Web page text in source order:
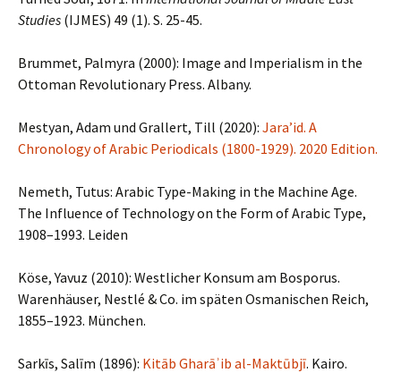
Studies (IJMES) 49 (1). S. 25-45.
Brummet, Palmyra (2000): Image and Imperialism in the
Ottoman Revolutionary Press. Albany.
Mestyan, Adam und Grallert, Till (2020): Jara’id. A
Chronology of Arabic Periodicals (1800-1929). 2020 Edition.
Nemeth, Tutus: Arabic Type-Making in the Machine Age.
The Influence of Technology on the Form of Arabic Type,
1908–1993. Leiden
Köse, Yavuz (2010): Westlicher Konsum am Bosporus.
Warenhäuser, Nestlé & Co. im späten Osmanischen Reich,
1855–1923. München.
Sarkīs, Salīm (1896): Kitāb Gharāʾib al-Maktūbjī. Kairo.